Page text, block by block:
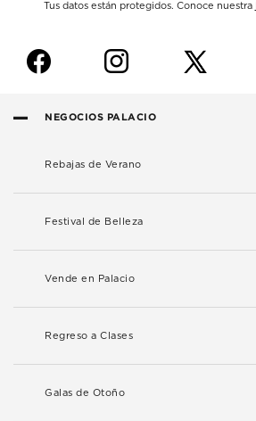
Tus datos están protegidos. Conoce nuestra
f i
NEGOCIOS PALACIO
Rebajas de Verano
Festival de Belleza
Vende en Palacio
Regreso a Clases
Galas de Otoño